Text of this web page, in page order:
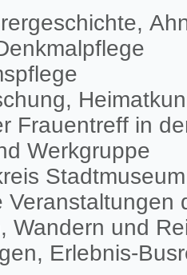
Frauentreff in
Werkgruppe
Veranstaltungen
Wandern und
Erlebnis-